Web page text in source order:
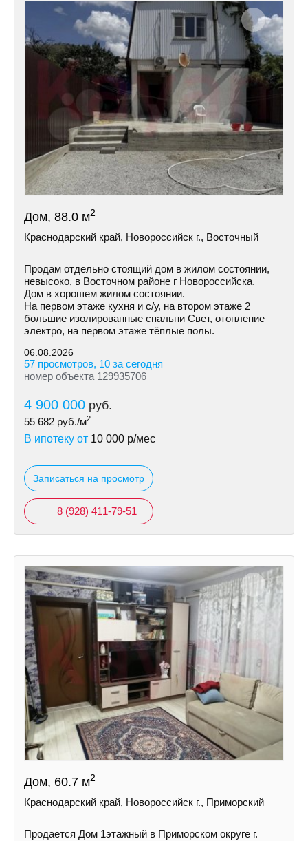
Дом, 88.0 м2
Краснодарский край, Новороссийск г., Восточный
Продам отдельно стоящий дом в жилом состоянии,
невысоко, в Восточном районе г Новороссийска.
Дом в хорошем жилом состоянии.
На первом этаже кухня и с/у, на втором этаже 2
большие изолированные спальни Свет, отопление
электро, на первом этаже тёплые полы.
06.08.2026
57 просмотров, 10 за сегодня
номер объекта 129935706
4 900 000 руб.
55 682 руб./м2
В ипотеку от 10 000 р/мес
Записаться на просмотр
8 (928) 411-79-51
Дом, 60.7 м2
Краснодарский край, Новороссийск г., Приморский
Продается Дом 1этажный в Приморском округе г.